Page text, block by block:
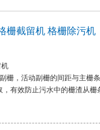
栅截留机 格栅除污机
机
栅，活动副栅的间距与主栅条
有效防止污水中的栅渣从栅